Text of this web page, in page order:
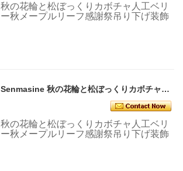
秋の花輪と松ぼっくりカボチャ人工ベリ
ー秋メープルリーフ感謝祭吊り下げ装飾
Senmasine 秋の花輪と松ぼっくりカボチャ人工ベリー秋メープルリーフ感謝祭吊り下げ装飾
秋の花輪と松ぼっくりカボチャ人工ベリ
ー秋メープルリーフ感謝祭吊り下げ装飾